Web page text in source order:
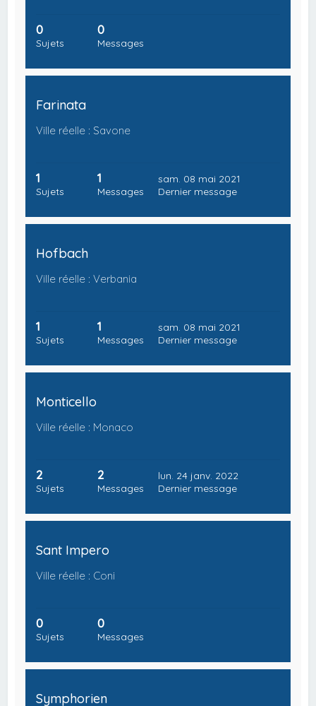
0
Sujets
0
Messages
Farinata
Ville réelle : Savone
1
Sujets
1
Messages
sam. 08 mai 2021
Dernier message
Hofbach
Ville réelle : Verbania
1
Sujets
1
Messages
sam. 08 mai 2021
Dernier message
Monticello
Ville réelle : Monaco
2
Sujets
2
Messages
lun. 24 janv. 2022
Dernier message
Sant Impero
Ville réelle : Coni
0
Sujets
0
Messages
Symphorien